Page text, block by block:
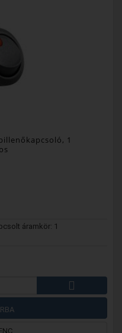
1
áramkör: 1